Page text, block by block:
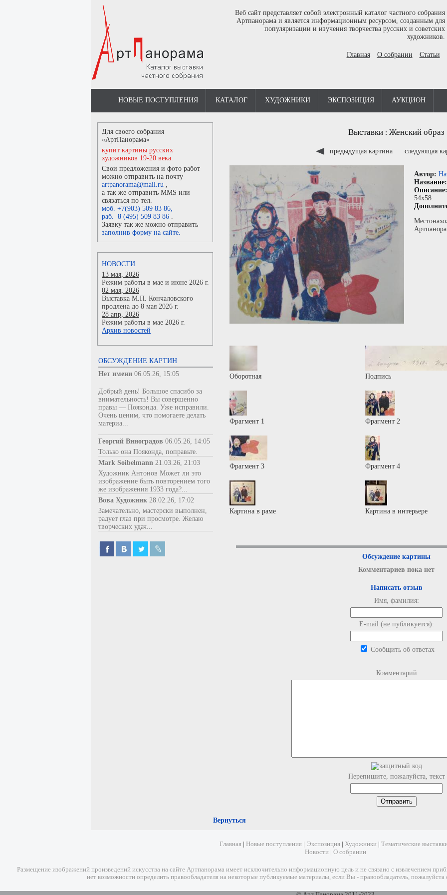
Веб сайт представляет собой электронный каталог частного собрания
Артпанорама и является информационным ресурсом, созданным для
популяризации и изучения творчества русских и советских
художников.
Главная О собрании Статьи
НОВЫЕ ПОСТУПЛЕНИЯ КАТАЛОГ ХУДОЖНИКИ ЭКСПОЗИЦИЯ АУКЦИОН
Для своего собрания
«АртПанорама»
купит картины русских
художников 19-20 века.
Свои предложения и фото работ
можно отправить на почту
artpanorama@mail.ru ,
а так же отправить MMS или
связаться по тел.
моб. +7(903) 509 83 86,
раб. 8 (495) 509 83 86 .
Заявку так же можно отправить
заполнив форму на сайте.
НОВОСТИ
13 мая, 2026
Режим работы в мае и июне 2026 г.
02 мая, 2026
Выставка М.П. Кончаловского
продлена до 8 мая 2026 г.
28 апр, 2026
Режим работы в мае 2026 г.
Архив новостей
ОБСУЖДЕНИЕ КАРТИН
Нет имени 06.05.26, 15:05
Добрый день! Большое спасибо за
внимательность! Вы совершенно
правы — Пояконда. Уже исправили.
Очень ценим, что помогаете делать
материа...
Георгий Виноградов 06.05.26, 14:05
Только она Пояконда, поправьте.
Mark Soibelmann 21.03.26, 21:03
Художник Антонов Может ли это
изображение быть повторением того
же изображения 1933 года?...
Вова Художник 28.02.26, 17:02
Замечательно, мастерски выполнен,
радует глаз при просмотре. Желаю
творческих удач...
Выставки : Женский образ
предыдущая картина следующая
Автор:
54x58.
Оборотная Подпись
Фрагмент 1 Фрагмент 2
Фрагмент 3 Фрагмент 4
Картина в раме Картина в интерьере
Обсуждение картины
Комментариев пока нет
Написать отзыв
Имя, фамилия:
E-mail (не публикуется):
Сообщить об ответах
Комментарий
Перепишите, пожалуйста, текст
Вернуться
Главная Новые поступления Экспозиция Художники
Тематические
Новости| О собрании
Размещение изображений произведений искусства на сайте Артпанорама имеет исключительно информационную цель и не связано с извлечением
нет возможности определить правообладателя на некоторые публикуемые материалы, если Вы - правообладатель,